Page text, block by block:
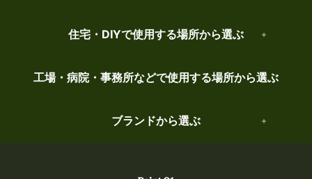
住宅・DIYで使用する場所から選ぶ
工場・病院・事務所などで使用する場所から選ぶ
ブランドから選ぶ